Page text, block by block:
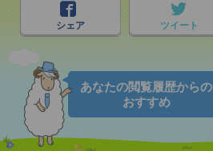
シェア ツイート
あなたの閲覧履歴からの
おすすめ